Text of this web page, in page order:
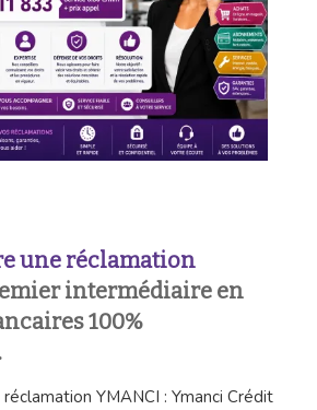
une réclamation
intermédiaire en
100%
YMANCI : Ymanci Crédit